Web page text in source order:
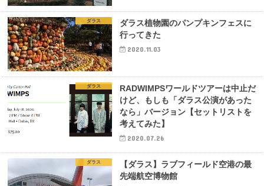
ダラス
ダラス植物園のパンプキンフェスに
行ってきた
2020.11.03
ダラス
RADWIMPSワールドツアーは中止だ
けど、もしも「ダラス公演があった
なら」バージョン【セットリストを
考えてみた】
2020.07.26
ダラス
【ダラス】ラブフィールド空港の最
先端航空博物館